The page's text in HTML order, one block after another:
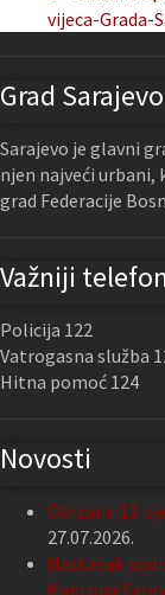
vijeca-Grada-
Grad Sarajevo
Sarajevo je glavni
njen najveći
grad Federacije
Važniji
Policija 122
Vatrogasna služba
Hitna pomoć 124
Novosti
Održana 13.
27.07.2026.
Nastavak
Kantona